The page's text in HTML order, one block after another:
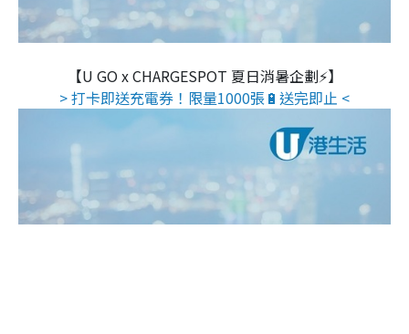
【U GO x CHARGESPOT 夏日消暑企劃⚡】
> 打卡即送充電券！限量1000張🔋送完即止 <